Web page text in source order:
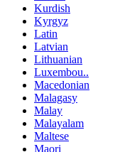
Kurdish
Kyrgyz
Latin
Latvian
Lithuanian
Luxembou..
Macedonian
Malagasy
Malay
Malayalam
Maltese
Maori